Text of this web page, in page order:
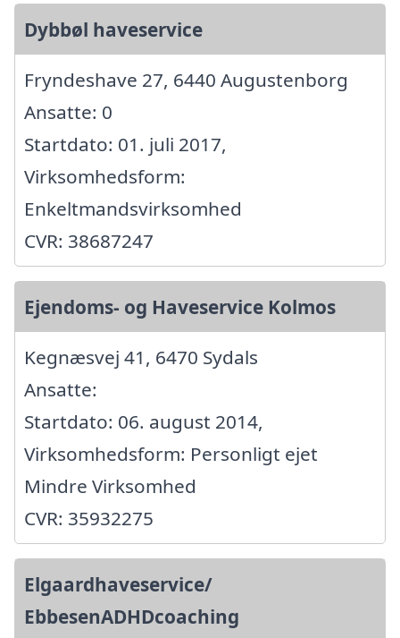
Dybbøl haveservice
Fryndeshave 27, 6440 Augustenborg
Ansatte: 0
Startdato: 01. juli 2017,
Virksomhedsform:
Enkeltmandsvirksomhed
CVR: 38687247
Ejendoms- og Haveservice Kolmos
Kegnæsvej 41, 6470 Sydals
Ansatte:
Startdato: 06. august 2014,
Virksomhedsform: Personligt ejet
Mindre Virksomhed
CVR: 35932275
Elgaardhaveservice/
EbbesenADHDcoaching